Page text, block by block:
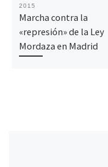
2015
Marcha contra la
«represión» de la Ley
Mordaza en Madrid